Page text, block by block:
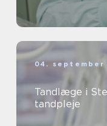
04. september
Tandlæge i
tandpleje